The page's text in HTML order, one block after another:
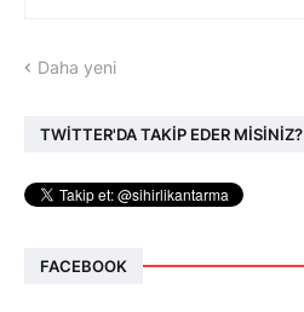
Daha yeni
TWİTTER'DA TAKİP EDER MİSİNİZ?
FACEBOOK